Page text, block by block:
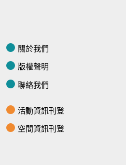
關於我們
版權聲明
聯絡我們
活動資訊刊登
空間資訊刊登